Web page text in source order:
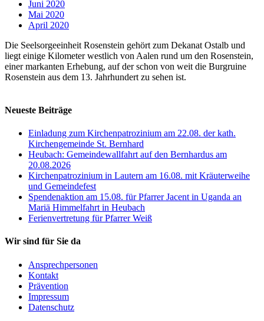
Juni 2020
Mai 2020
April 2020
Die Seelsorgeeinheit Rosenstein gehört zum Dekanat Ostalb und
liegt einige Kilometer westlich von Aalen rund um den Rosenstein,
einer markanten Erhebung, auf der schon von weit die Burgruine
Rosenstein aus dem 13. Jahrhundert zu sehen ist.
Neueste Beiträge
Einladung zum Kirchenpatrozinium am 22.08. der kath.
Kirchengemeinde St. Bernhard
Heubach: Gemeindewallfahrt auf den Bernhardus am
20.08.2026
Kirchenpatrozinium in Lautern am 16.08. mit Kräuterweihe
und Gemeindefest
Spendenaktion am 15.08. für Pfarrer Jacent in Uganda an
Mariä Himmelfahrt in Heubach
Ferienvertretung für Pfarrer Weiß
Wir sind für Sie da
Ansprechpersonen
Kontakt
Prävention
Impressum
Datenschutz